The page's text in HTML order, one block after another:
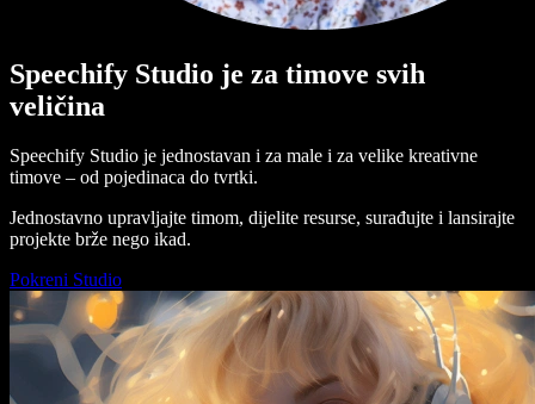
Speechify Studio je za timove svih
veličina
Speechify Studio je jednostavan i za male i za velike kreativne
timove – od pojedinaca do tvrtki.
Jednostavno upravljajte timom, dijelite resurse, surađujte i lansirajte
projekte brže nego ikad.
Pokreni Studio